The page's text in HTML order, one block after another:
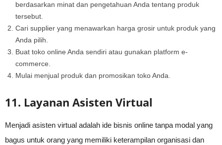
berdasarkan minat dan pengetahuan Anda tentang produk
tersebut.
Cari supplier yang menawarkan harga grosir untuk produk yang
Anda pilih.
Buat toko online Anda sendiri atau gunakan platform e-
commerce.
Mulai menjual produk dan promosikan toko Anda.
11. Layanan Asisten Virtual
Menjadi asisten virtual adalah ide bisnis online tanpa modal yang
bagus untuk orang yang memiliki keterampilan organisasi dan